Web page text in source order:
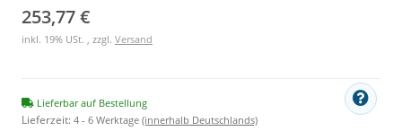
253,77 €
inkl. 19% USt. , zzgl. Versand
Lieferbar auf Bestellung
Lieferzeit: 4 - 6 Werktage (innerhalb Deutschlands)